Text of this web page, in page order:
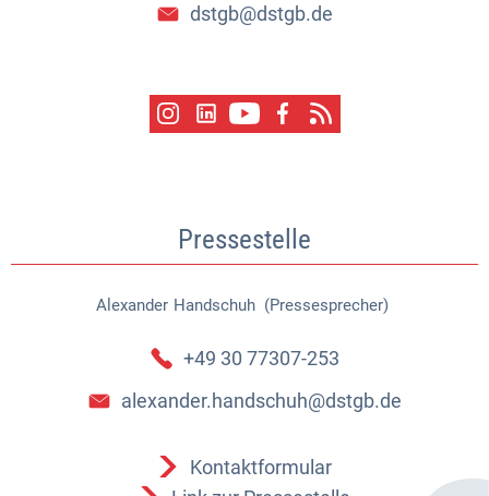
dstgb@dstgb.de
Pressestelle
Alexander Handschuh (Pressesprecher)
Alexander Handschuh
+49 30 77307-253
alexander.handschuh@dstgb.de
Kontaktformular